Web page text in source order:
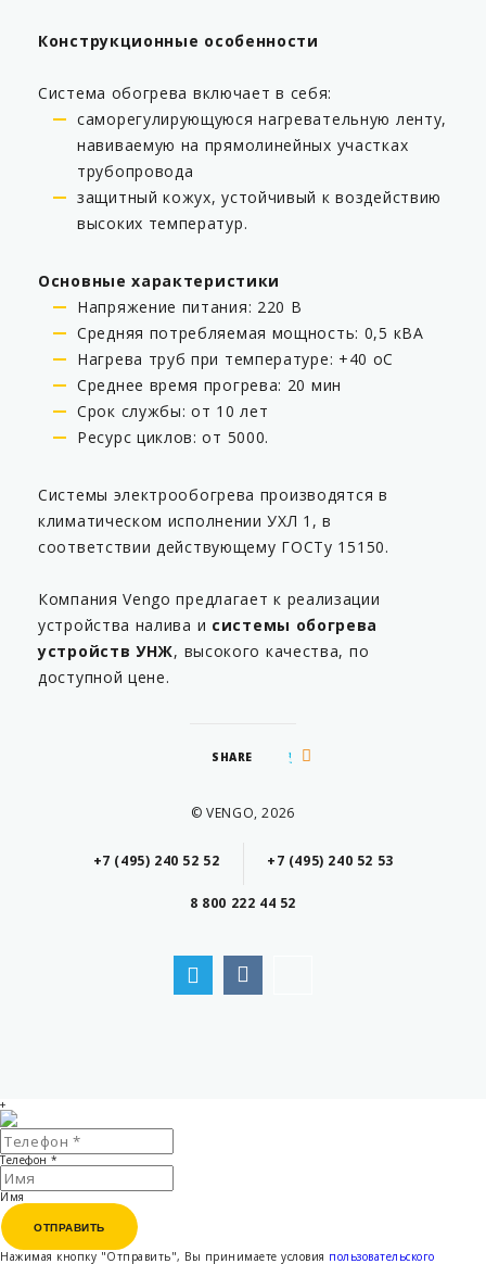
Конструкционные особенности
Система обогрева включает в себя:
саморегулирующуюся нагревательную ленту,
навиваемую на прямолинейных участках
трубопровода
защитный кожух, устойчивый к воздействию
высоких температур.
Основные характеристики
Напряжение питания: 220 В
Средняя потребляемая мощность: 0,5 кВА
Нагрева труб при температуре: +40 оС
Среднее время прогрева: 20 мин
Срок службы: от 10 лет
Ресурс циклов: от 5000.
Системы электрообогрева производятся в
климатическом исполнении УХЛ 1, в
соответствии действующему ГОСТу 15150.
Компания Vengo предлагает к реализации
устройства налива и системы обогрева
устройств УНЖ, высокого качества, по
доступной цене.
SHARE
© VENGO, 2026
+7 (495) 240 52 52 +7 (495) 240 52 53
8 800 222 44 52
+
Телефон *
Имя
ОТПРАВИТЬ
ОТПРАВИТЬ
Нажимая кнопку "Отправить", Вы принимаете условия пользовательского